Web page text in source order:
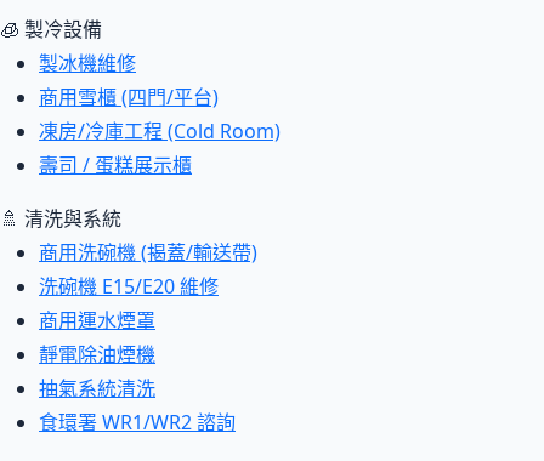
🧊 製冷設備
製冰機維修
商用雪櫃 (四門/平台)
凍房/冷庫工程 (Cold Room)
壽司 / 蛋糕展示櫃
🚿 清洗與系統
商用洗碗機 (揭蓋/輸送帶)
洗碗機 E15/E20 維修
商用運水煙罩
靜電除油煙機
抽氣系統清洗
食環署 WR1/WR2 諮詢